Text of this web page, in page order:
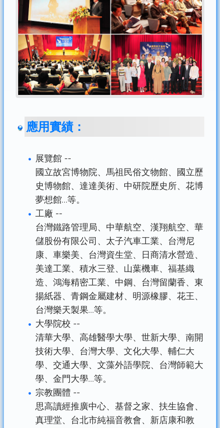
應用實績：
展覽館 --
國立故宮博物院、馬祖民俗文物館、國立歷
史博物館、達達美術、中研院歷史所、花博
夢想館…等。
工廠 --
台灣鐵路管理局、中華航空、漢翔航空、華
儲股份有限公司、太子汽車工業、台灣尼
康、車樂美、台灣資生堂、日商清水營造、
美達工業、積水三登、山葉機車、福基織
造、鴻海精密工業、中鋼、台灣留蘭香、東
揚紙器、青鋼金屬建材、明源橡膠、花王、
台灣樂天製果…等。
大學院校 --
清華大學、高雄醫學大學、世新大學、南開
技術大學、台灣大學、文化大學、輔仁大
學、交通大學、文藻外語學院、台灣師範大
學、金門大學…等。
宗教團體 --
思高讀經推廣中心、基督之家、扶生協會、
真理堂、台北市純福音教會、新店康和教